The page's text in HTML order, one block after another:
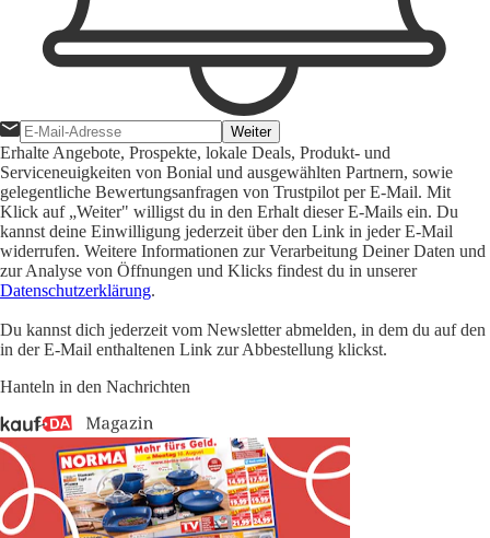
Weiter
Erhalte Angebote, Prospekte, lokale Deals, Produkt- und
Serviceneuigkeiten von Bonial und ausgewählten Partnern, sowie
gelegentliche Bewertungsanfragen von Trustpilot per E-Mail. Mit
Klick auf „Weiter" willigst du in den Erhalt dieser E-Mails ein. Du
kannst deine Einwilligung jederzeit über den Link in jeder E-Mail
widerrufen. Weitere Informationen zur Verarbeitung Deiner Daten und
zur Analyse von Öffnungen und Klicks findest du in unserer
Datenschutzerklärung.
Du kannst dich jederzeit vom Newsletter abmelden, in dem du auf den
in der E-Mail enthaltenen Link zur Abbestellung klickst.
Hanteln in den Nachrichten